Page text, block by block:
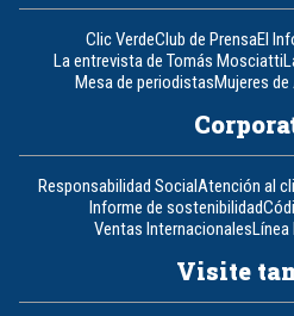
Clic VerdeClub de PrensaEl
La entrevista de Tomás Mosciatti
Mesa de periodistasMujeres
Responsabilidad SocialAtención al
Informe de sostenibilidad
Ventas Internacionales
Visite